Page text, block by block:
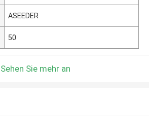
ASEEDER
50
Sehen Sie mehr an